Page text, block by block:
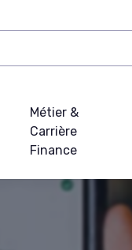
Métier &
Carrière
Finance